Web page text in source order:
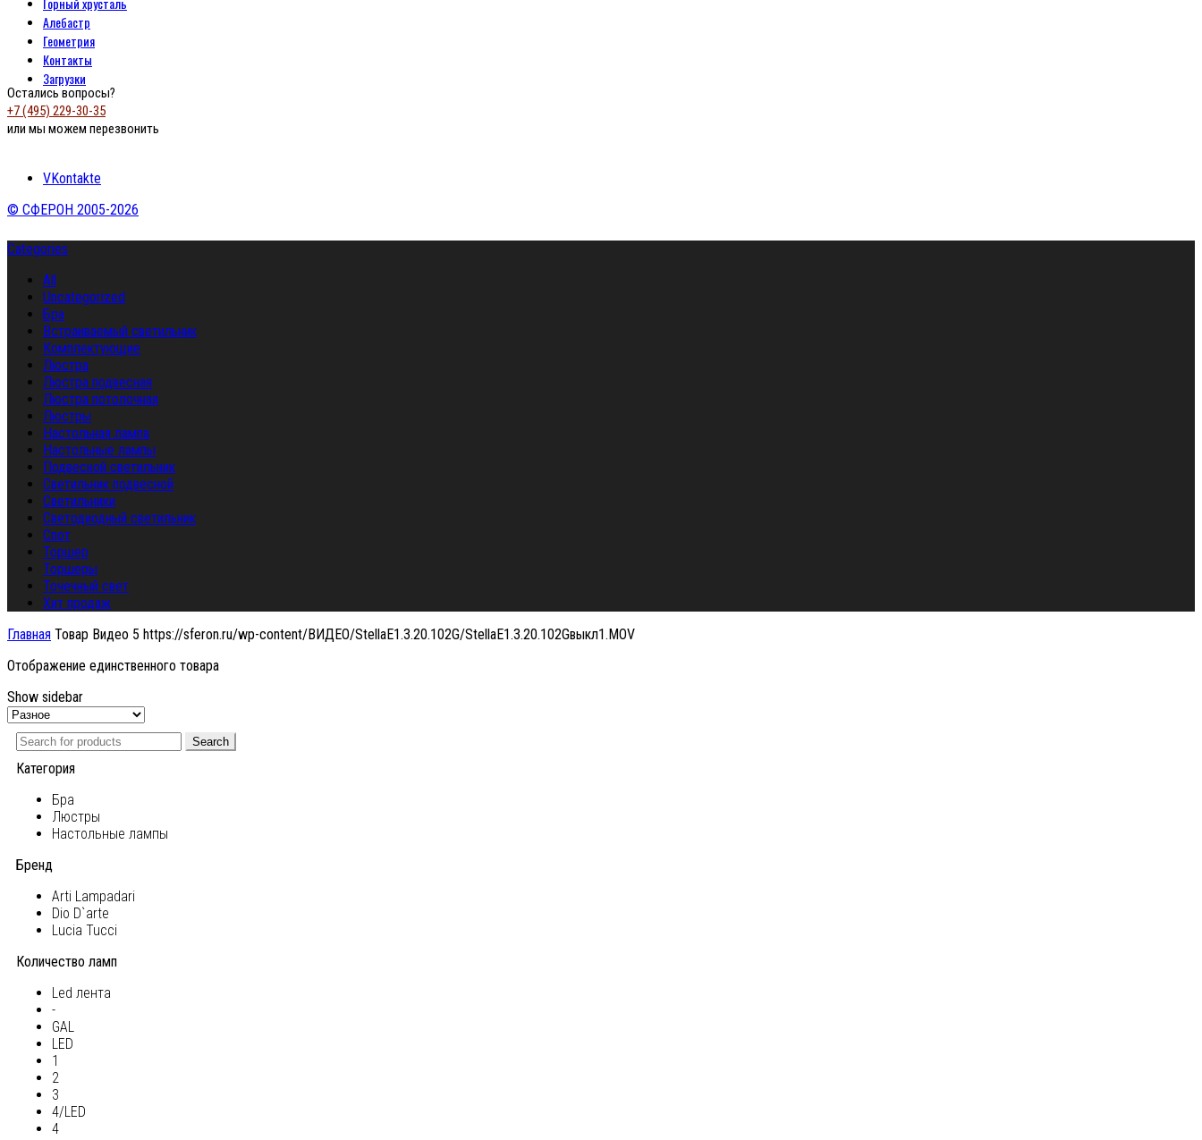
Алебастр
Геометрия
Контакты
Загрузки
Остались вопросы?
+7 (495) 229-30-35
или мы можем перезвонить
VKontakte
© СФЕРОН 2005-2026
Categories
All
Uncategorized
Бра
Встраиваемый светильник
Комплектующие
Люстра
Люстра подвесная
Люстра потолочная
Люстры
Настольная лампа
Настольные лампы
Подвесной светильник
Светильник подвесной
Светильники
Светодиодный светильник
Спот
Торшер
Торшеры
Точечный свет
Хит продаж
Главная Товар Видео 5 https://sferon.ru/wp-content/ВИДЕО/StellaE1.3.20.102G/StellaE1.3.20.102Gвыкл1.MOV
Отображение единственного товара
Show sidebar
Search
Категория
Бра
Люстры
Настольные лампы
Бренд
Arti Lampadari
Dio D`arte
Lucia Tucci
Количество ламп
Led лента
-
GAL
LED
1
2
3
4/LED
4